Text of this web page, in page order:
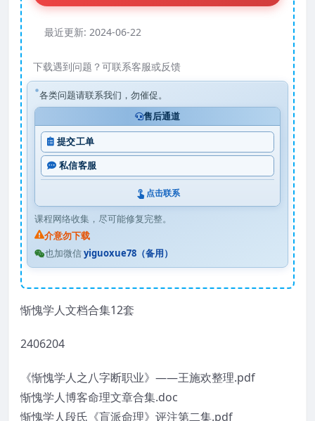
最近更新: 2024-06-22
下载遇到问题？可联系客服或反馈
各类问题请联系我们，勿催促。
售后通道
提交工单
私信客服
点击联系
课程网络收集，尽可能修复完整。
介意勿下载
也加微信yiguoxue78（备用）
惭愧学人文档合集12套
2406204
《惭愧学人之八字断职业》——王施欢整理.pdf
惭愧学人博客命理文章合集.doc
惭愧学人段氏《盲派命理》评注第二集.pdf